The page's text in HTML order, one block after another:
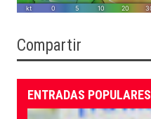
Compartir
ENTRADAS POPULARES